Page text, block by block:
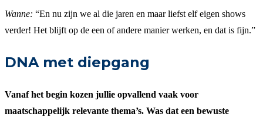
Wanne: “En nu zijn we al die jaren en maar liefst elf eigen shows
verder! Het blijft op de een of andere manier werken, en dat is fijn.”
DNA met diepgang
Vanaf het begin kozen jullie opvallend vaak voor
maatschappelijk relevante thema’s. Was dat een bewuste